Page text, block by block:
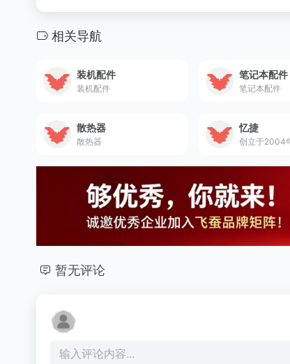
相关导航
装机配件
装机配件
笔记本配件
笔记本配件
散热器
散热器
忆捷
暂无评论